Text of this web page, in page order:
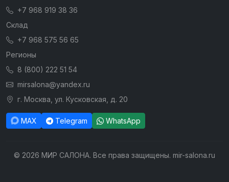
+7 968 919 38 36
Склад
+7 968 575 56 65
Регионы
8 (800) 222 51 54
mirsalona@yandex.ru
г. Москва, ул. Кусковская, д. 20
MAX Telegram WhatsApp
© 2026 МИР САЛОНА. Все права защищены. mir-salona.ru